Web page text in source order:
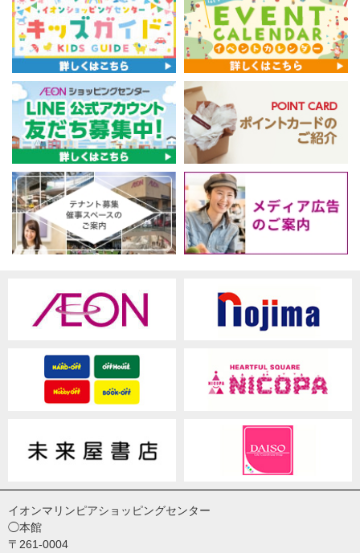
イオンマリンピアショッピングセンター
◯本館
〒261-0004